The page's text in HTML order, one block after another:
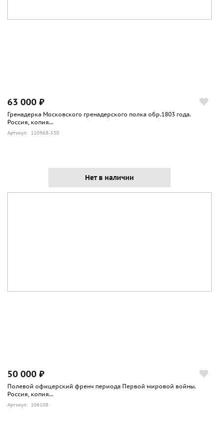
63 000 ₽
Гренадерка Московского гренадерского полка обр.1803 года.
Россия, копия...
Артикул: 110968-530
Нет в наличии
50 000 ₽
Полевой офицерский френч периода Первой мировой войны.
Россия, копия...
Артикул: 106108